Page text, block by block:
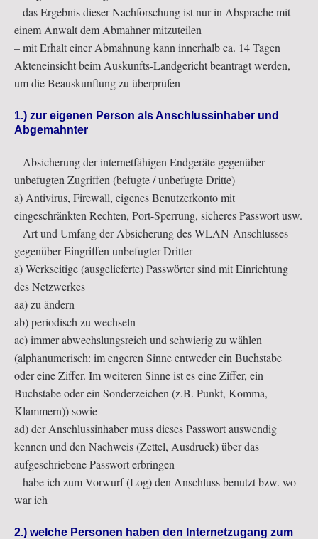
– das Ergebnis dieser Nachforschung ist nur in Absprache mit
einem Anwalt dem Abmahner mitzuteilen
– mit Erhalt einer Abmahnung kann innerhalb ca. 14 Tagen
Akteneinsicht beim Auskunfts-Landgericht beantragt werden,
um die Beauskunftung zu überprüfen
1.) zur eigenen Person als Anschlussinhaber und
Abgemahnter
– Absicherung der internetfähigen Endgeräte gegenüber
unbefugten Zugriffen (befugte / unbefugte Dritte)
a) Antivirus, Firewall, eigenes Benutzerkonto mit
eingeschränkten Rechten, Port-Sperrung, sicheres Passwort usw.
– Art und Umfang der Absicherung des WLAN-Anschlusses
gegenüber Eingriffen unbefugter Dritter
a) Werkseitige (ausgelieferte) Passwörter sind mit Einrichtung
des Netzwerkes
aa) zu ändern
ab) periodisch zu wechseln
ac) immer abwechslungsreich und schwierig zu wählen
(alphanumerisch: im engeren Sinne entweder ein Buchstabe
oder eine Ziffer. Im weiteren Sinne ist es eine Ziffer, ein
Buchstabe oder ein Sonderzeichen (z.B. Punkt, Komma,
Klammern)) sowie
ad) der Anschlussinhaber muss dieses Passwort auswendig
kennen und den Nachweis (Zettel, Ausdruck) über das
aufgeschriebene Passwort erbringen
– habe ich zum Vorwurf (Log) den Anschluss benutzt bzw. wo
war ich
2.) welche Personen haben den Internetzugang zum